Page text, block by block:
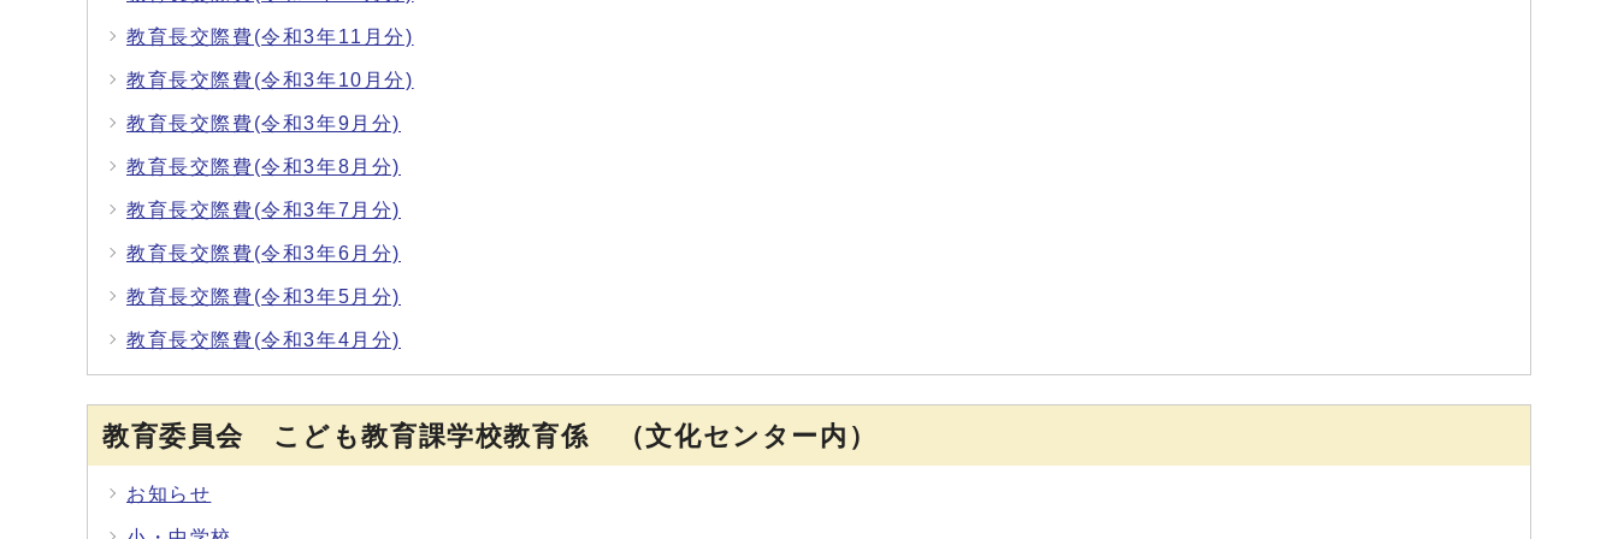
教育長交際費(令和3年11月分)
教育長交際費(令和3年10月分)
教育長交際費(令和3年9月分)
教育長交際費(令和3年8月分)
教育長交際費(令和3年7月分)
教育長交際費(令和3年6月分)
教育長交際費(令和3年5月分)
教育長交際費(令和3年4月分)
教育委員会 こども教育課学校教育係 （文化センター内）
お知らせ